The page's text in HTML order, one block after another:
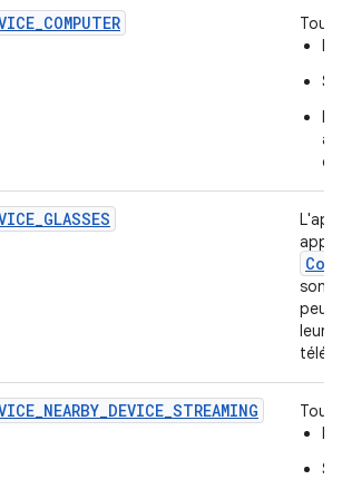
Tous
sont
leur
Tous